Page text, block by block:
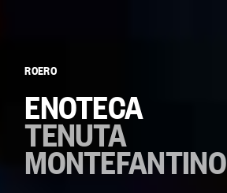
ROERO
ENOTECA
TENUTA
MONTEFANTINO